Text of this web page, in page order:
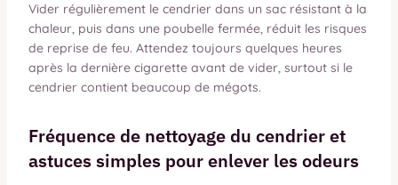
Vider régulièrement le cendrier dans un sac résistant à la
chaleur, puis dans une poubelle fermée, réduit les risques
de reprise de feu. Attendez toujours quelques heures
après la dernière cigarette avant de vider, surtout si le
cendrier contient beaucoup de mégots.
Fréquence de nettoyage du cendrier et
astuces simples pour enlever les odeurs